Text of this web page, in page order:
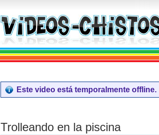
Este video está temporalmente offline.
Trolleando en la piscina